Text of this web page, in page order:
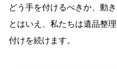
どう手を付けるべきか、動
とはいえ、私たちは遺品整
付けを続けます。